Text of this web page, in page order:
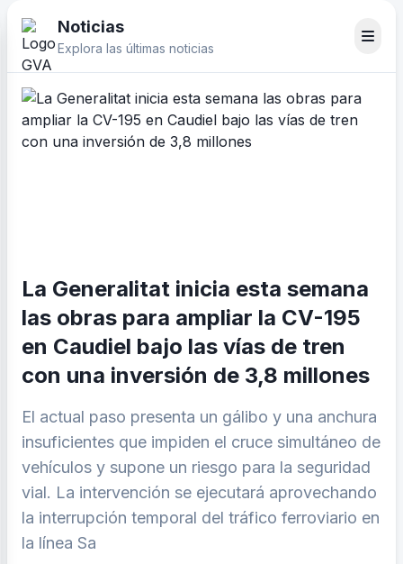
Noticias
Explora las últimas noticias
La Generalitat inicia esta semana
las obras para ampliar la CV-195
en Caudiel bajo las vías de tren
con una inversión de 3,8 millones
El actual paso presenta un gálibo y una anchura
insuficientes que impiden el cruce simultáneo de
vehículos y supone un riesgo para la seguridad
vial. La intervención se ejecutará aprovechando
la interrupción temporal del tráfico ferroviario en
la línea Sa